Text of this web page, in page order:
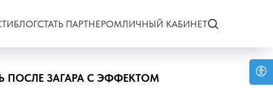
БЛОГСТАТЬ ПАРТНЕРОМЛИЧНЫЙ КАБИНЕТ
ПОСЛЕ ЗАГАРА С ЭФФЕКТОМ